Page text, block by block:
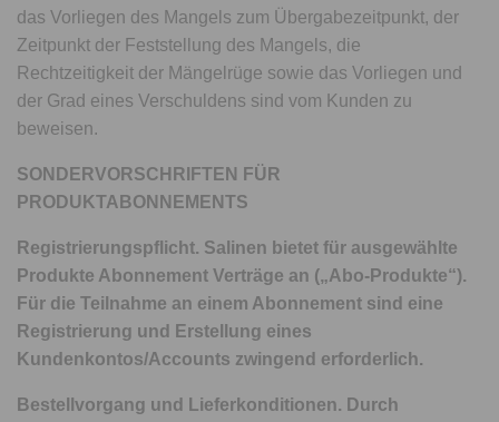
das Vorliegen des Mangels zum Übergabezeitpunkt, der
Zeitpunkt der Feststellung des Mangels, die
Rechtzeitigkeit der Mängelrüge sowie das Vorliegen und
der Grad eines Verschuldens sind vom Kunden zu
beweisen.
SONDERVORSCHRIFTEN FÜR
PRODUKTABONNEMENTS
Registrierungspflicht. Salinen bietet für ausgewählte
Produkte Abonnement Verträge an („Abo-Produkte“).
Für die Teilnahme an einem Abonnement sind eine
Registrierung und Erstellung eines
Kundenkontos/Accounts zwingend erforderlich.
Bestellvorgang und Lieferkonditionen. Durch